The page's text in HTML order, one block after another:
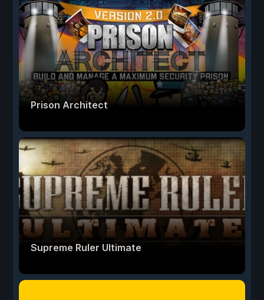
Prison Architect
Supreme Ruler Ultimate